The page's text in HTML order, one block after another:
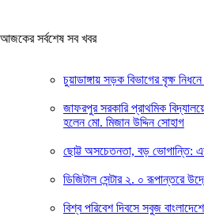
আজকের সর্বশেষ সব খবর
চুয়াডাঙ্গায় সড়ক বিভাগের বৃক্ষ
জাফরপুর সরকারি প্রাথমিক
হলেন মো. মিজান উদ্দিন সোহাগ
ছোট্ট অসচেতনতা, বড় ভোগান্তি:
ডিজিটাল সেন্টার ২. ০ রূপান্তরে
বিশ্ব পরিবেশ দিবসে সবুজ